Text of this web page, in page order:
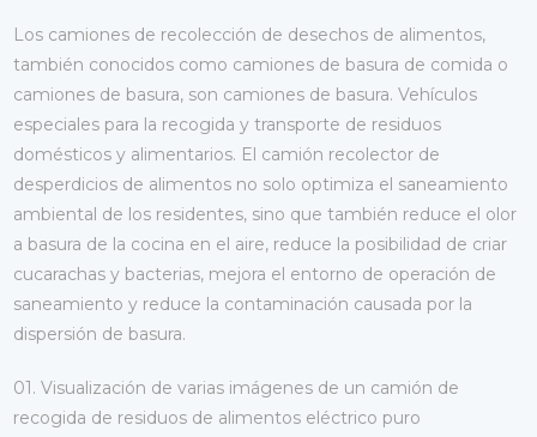
Los camiones de recolección de desechos de alimentos,
también conocidos como camiones de basura de comida o
camiones de basura, son camiones de basura. Vehículos
especiales para la recogida y transporte de residuos
domésticos y alimentarios. El camión recolector de
desperdicios de alimentos no solo optimiza el saneamiento
ambiental de los residentes, sino que también reduce el olor
a basura de la cocina en el aire, reduce la posibilidad de criar
cucarachas y bacterias, mejora el entorno de operación de
saneamiento y reduce la contaminación causada por la
dispersión de basura.
01. Visualización de varias imágenes de un camión de
recogida de residuos de alimentos eléctrico puro